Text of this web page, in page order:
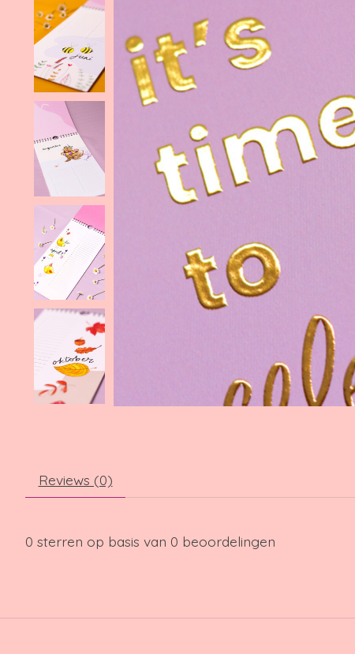
Reviews (0)
0 sterren op basis van 0 beoordelingen